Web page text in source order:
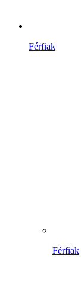
Férfiak
Férfiak